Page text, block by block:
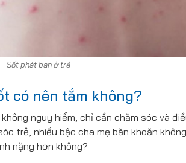
Sốt phát ban ở trẻ
có nên tắm không?
nguy hiểm, chỉ cần chăm sóc và
trẻ, nhiều bậc cha mẹ băn khoăn
nặng hơn không?